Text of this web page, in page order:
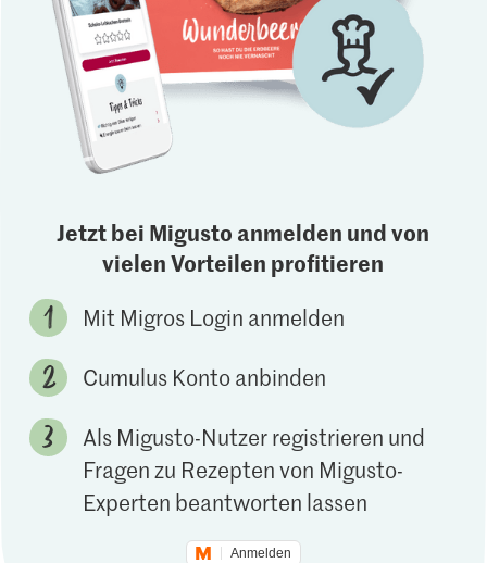
Jetzt bei Migusto anmelden und von
vielen Vorteilen profitieren
Mit Migros Login anmelden
Cumulus Konto anbinden
Als Migusto-Nutzer registrieren und
Fragen zu Rezepten von Migusto-
Experten beantworten lassen
Anmelden